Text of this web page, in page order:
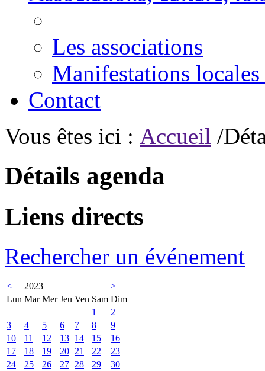
Les associations
Manifestations locales
Contact
Vous êtes ici : Accueil /
Détails agenda
Liens directs
Rechercher un événement
< 2023
>
Lun Mar Mer Jeu Ven Sam Dim
1
2
3
4 5 6 7 8
9
10
11 12 13 14 15
16
17
18 19 20 21 22
23
24
25 26 27 28 29 30